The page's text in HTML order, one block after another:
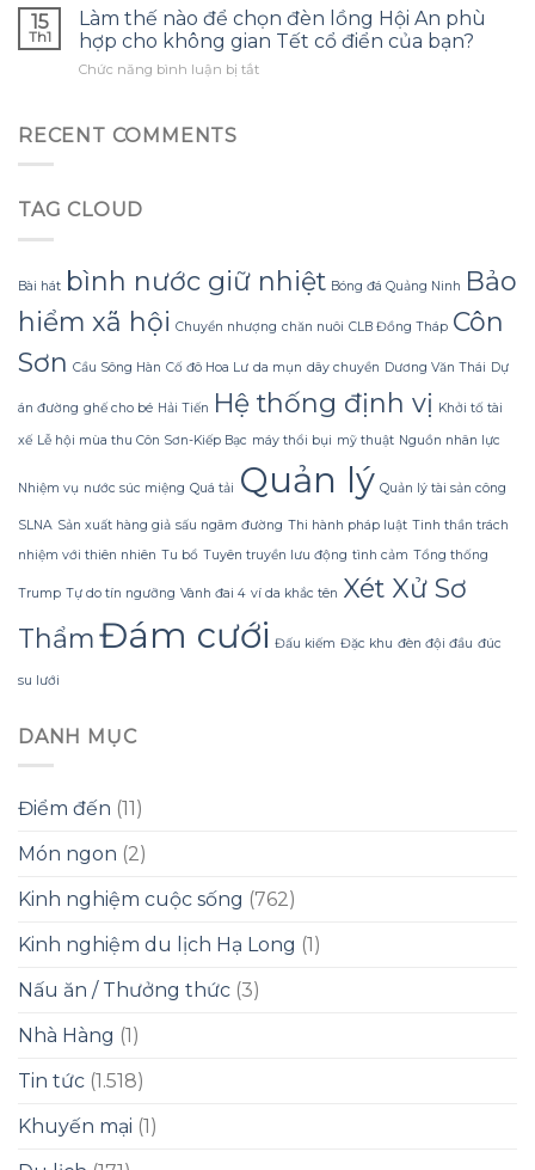
hợp
với
cách
đáng
giá
Nước
Cất
Hoa
Hồng
Sáng
Da?
15
Th1
Làm thế nào để chọn đèn lồng Hội An phù
hợp cho không gian Tết cổ điển của bạn?
Chức năng bình luận bị tắtở
phù
hợp
không
Tết
cổ
điển
của
RECENT COMMENTS
TAG CLOUD
Bài hát bình nước giữ nhiệt Bóng đá Quảng Ninh Bảo
hiểm xã hội Chuyển nhượng chăn nuôi CLB Đồng Tháp Côn
Sơn Cầu Sông Hàn Cố đô Hoa Lư da mụn dây chuyền Dương Văn Thái Dự
án đường ghế cho bé Hải Tiến Hệ thống định vị Khởi tố tài
xế Lễ hội mùa thu Côn Sơn-Kiếp Bạc máy thổi bụi mỹ thuật Nguồn nhân lực
Nhiệm vụ nước súc miệng Quá tải Quản lý Quản lý tài sản công
SLNA Sản xuất hàng giả sấu ngâm đường Thi hành pháp luật Tinh thần trách
nhiệm với thiên nhiên Tu bổ Tuyên truyền lưu động tình cảm Tổng thống
Trump Tự do tín ngưỡng Vành đai 4 ví da khắc tên Xét Xử Sơ
ThẩmĐám cưới Đấu kiếm Đặc khu đèn đội đầu đúc
su lưới
DANH MỤC
Điểm đến (11)
Món ngon (2)
Kinh nghiệm cuộc sống (762)
Kinh nghiệm du lịch Hạ Long (1)
Nấu ăn / Thưởng thức (3)
Nhà Hàng (1)
Tin tức (1.518)
Khuyến mại (1)